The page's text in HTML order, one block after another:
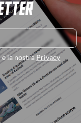
la nostraPrivacy